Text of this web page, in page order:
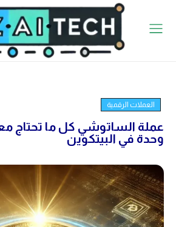
العملات الرقمية
عملة الساتوشي كل ما تحتاج
وحدة في البيتكوين